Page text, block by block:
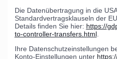
Die Datenübertragung in die
Standardvertragsklauseln der
Details finden Sie hier: https://
to-controller-transfers.html.
Ihre Datenschutzeinstellungen
Konto-Einstellungen unter